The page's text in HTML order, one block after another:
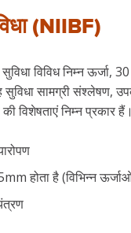
(NIIBF)
विविध निम्न
सामग्री संश्लेषण,
विशेषताएं निम्न प्रकार हैं।
होता है (विभिन्न